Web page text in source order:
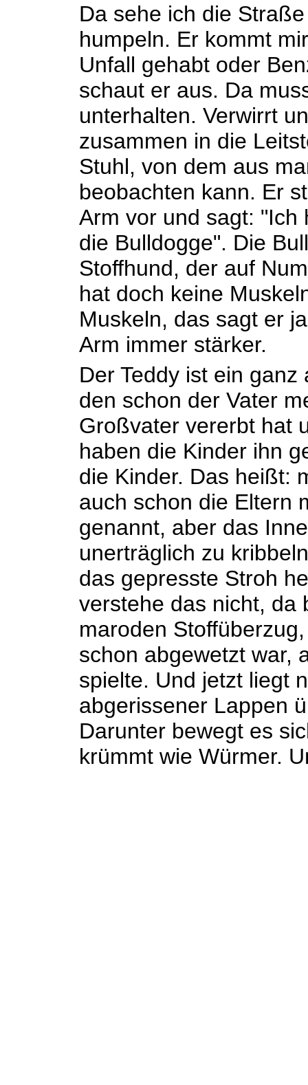
Da sehe ich die
humpeln. Er kommt
Unfall gehabt oder
schaut er aus. Da
unterhalten. Verwirrt
zusammen in die
Stuhl, von dem aus
beobachten kann. Er
Arm vor und sagt: "Ich
die Bulldogge". Die
Stoffhund, der auf
hat doch keine
Muskeln, das sagt er
Arm immer stärker.
Der Teddy ist ein
den schon der Vater
Großvater vererbt hat
haben die Kinder ihn
die Kinder. Das heißt:
auch schon die Eltern
genannt, aber das
unerträglich zu
das gepresste Stroh
verstehe das nicht, da
maroden
schon abgewetzt war,
spielte. Und jetzt liegt
abgerissener Lappen
Darunter bewegt es
krümmt wie Würmer.